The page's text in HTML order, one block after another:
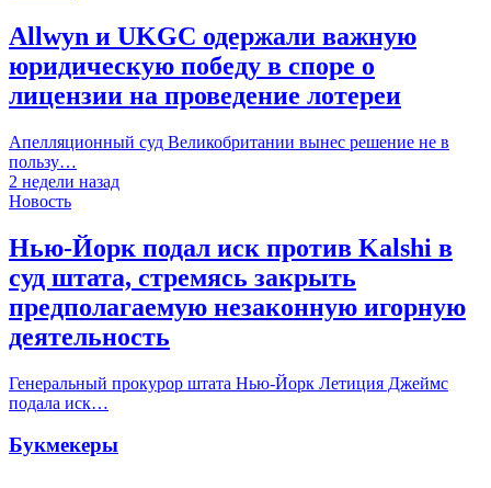
Allwyn и UKGC одержали важную
юридическую победу в споре о
лицензии на проведение лотереи
Апелляционный суд Великобритании вынес решение не в
пользу…
2 недели назад
Новость
Нью-Йорк подал иск против Kalshi в
суд штата, стремясь закрыть
предполагаемую незаконную игорную
деятельность
Генеральный прокурор штата Нью-Йорк Летиция Джеймс
подала иск…
Букмекеры